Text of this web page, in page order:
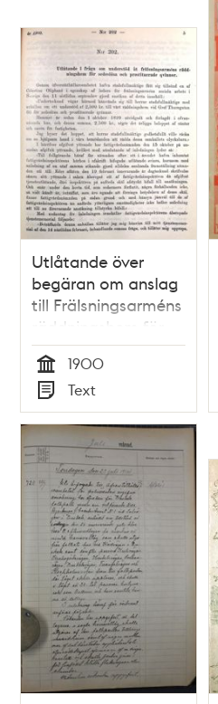
Utlåtande över
begäran om anslag
till Frälsningsarméns
räddningshem för
sedeslösa och
prostituerade
kvinnor
Tid
1900
Typ
Text